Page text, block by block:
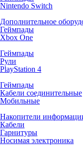
Nintendo Switch
Дополнительное
Геймпады
Xbox One
Геймпады
Рули
PlayStation 4
Геймпады
Кабели соединительные
Мобильные
Накопители
Кабели
Гарнитуры
Носимая электроника